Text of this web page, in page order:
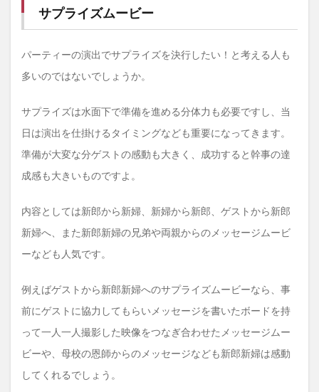
サプライズムービー
パーティーの演出でサプライズを決行したい！と考える人も
多いのではないでしょうか。
サプライズは水面下で準備を進める分体力も必要ですし、当
日は演出を仕掛けるタイミングなども重要になってきます。
準備が大変な分ゲストの感動も大きく、成功すると幹事の達
成感も大きいものですよ。
内容としては新郎から新婦、新婦から新郎、ゲストから新郎
新婦へ、また新郎新婦の兄弟や両親からのメッセージムービ
ーなども人気です。
例えばゲストから新郎新婦へのサプライズムービーなら、事
前にゲストに協力してもらいメッセージを書いたボードを持
って一人一人撮影した映像をつなぎ合わせたメッセージムー
ビーや、母校の恩師からのメッセージなども新郎新婦は感動
してくれるでしょう。